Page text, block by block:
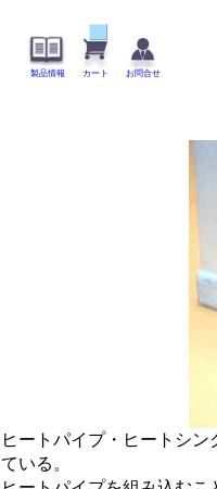
製品情報 カート お問合せ
ヒートパイプ・ヒートシ
ている。